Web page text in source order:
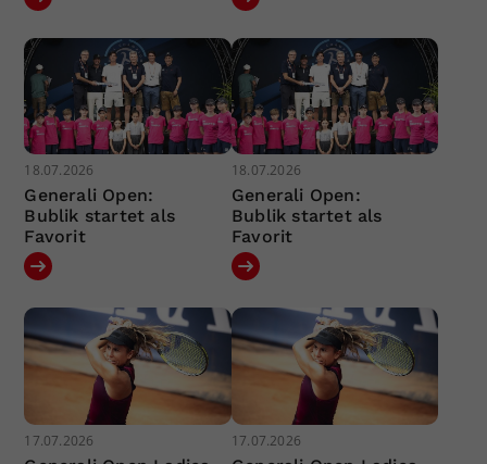
18.07.2026
Generali Open:
Bublik startet als
Favorit
18.07.2026
Generali Open:
Bublik startet als
Favorit
17.07.2026 17.07.2026